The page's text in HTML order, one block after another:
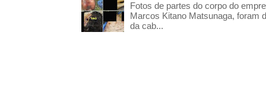
Fotos de partes do corpo do
Marcos Kitano Matsunaga, foram
da cab...